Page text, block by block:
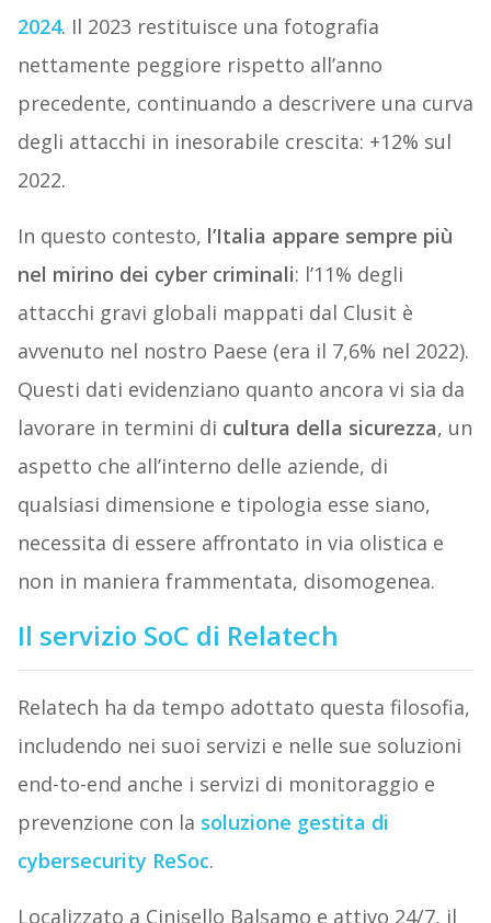
2024. Il 2023 restituisce una fotografia
nettamente peggiore rispetto all’anno
precedente, continuando a descrivere una curva
degli attacchi in inesorabile crescita: +12% sul
2022.
In questo contesto, l’Italia appare sempre più
nel mirino dei cyber criminali: l’11% degli
attacchi gravi globali mappati dal Clusit è
avvenuto nel nostro Paese (era il 7,6% nel 2022).
Questi dati evidenziano quanto ancora vi sia da
lavorare in termini di cultura della sicurezza, un
aspetto che all’interno delle aziende, di
qualsiasi dimensione e tipologia esse siano,
necessita di essere affrontato in via olistica e
non in maniera frammentata, disomogenea.
Il servizio SoC di Relatech
Relatech ha da tempo adottato questa filosofia,
includendo nei suoi servizi e nelle sue soluzioni
end-to-end anche i servizi di monitoraggio e
prevenzione con la soluzione gestita di
cybersecurity ReSoc.
Localizzato a Cinisello Balsamo e attivo 24/7, il